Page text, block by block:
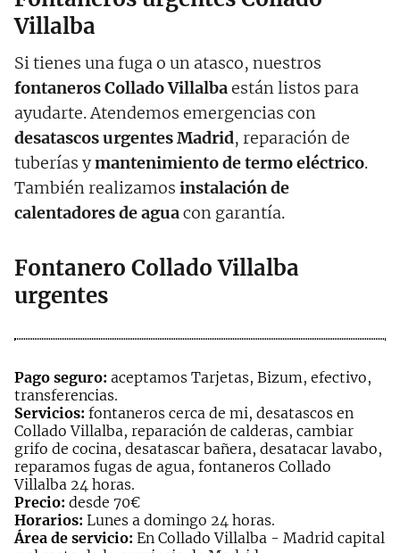
Villalba
Si tienes una fuga o un atasco, nuestros
fontaneros Collado Villalbaestán listos para
ayudarte. Atendemos emergencias con
desatascos urgentes Madrid, reparación de
tuberías ymantenimiento de termo eléctrico.
También realizamos instalación de
calentadores de aguacon garantía.
Fontanero Collado Villalba
urgentes
Pago seguro: aceptamos Tarjetas, Bizum, efectivo,
transferencias.
Servicios: fontaneros cerca de mi, desatascos en
Collado Villalba, reparación de calderas, cambiar
grifo de cocina, desatascar bañera, desatacar lavabo,
reparamos fugas de agua, fontaneros Collado
Villalba 24 horas.
Precio: desde 70€
Horarios: Lunes a domingo 24 horas.
Área de servicio: En Collado Villalba - Madrid capital